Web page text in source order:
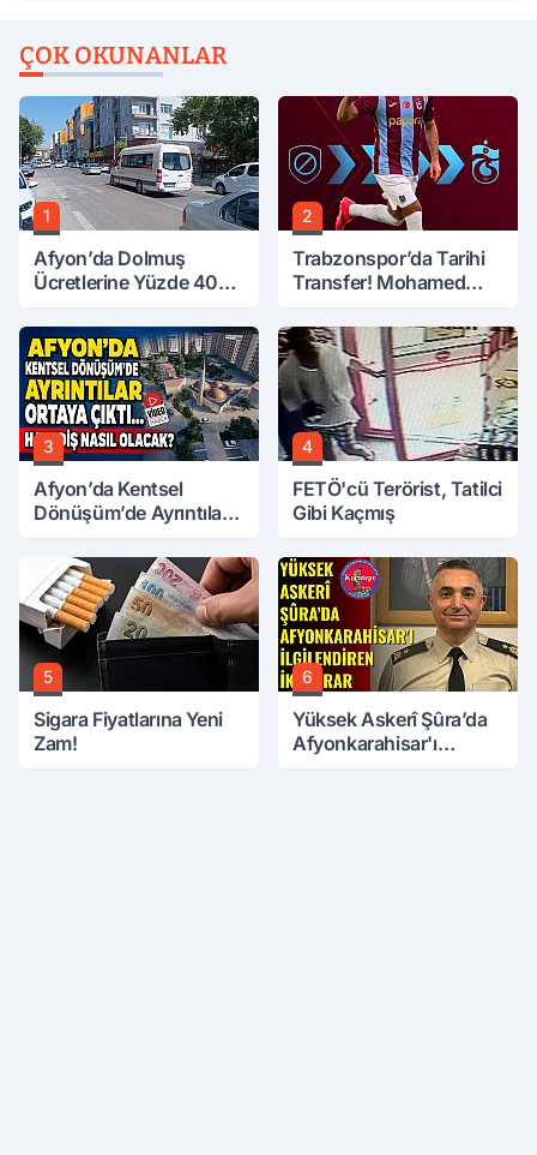
ÇOK OKUNANLAR
1
Afyon’da Dolmuş
Ücretlerine Yüzde 40
2
Trabzonspor’da Tarihi
Transfer! Mohamed
3
Afyon’da Kentsel
Dönüşüm’de Ayrıntılar
Nasıl Olacak?
4
FETÖ'cü Terörist, Tatilci
Gibi Kaçmış
5
Sigara Fiyatlarına Yeni
Zam!
6
Yüksek Askerî Şûra’da
Afyonkarahisar'ı